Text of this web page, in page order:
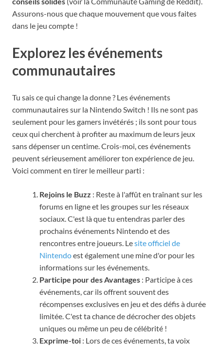
Assurons-nous que chaque mouvement que vous faites
dans le jeu compte !
Explorez les événements
communautaires
Tu sais ce qui change la donne ? Les événements
communautaires sur la Nintendo Switch ! Ils ne sont pas
seulement pour les gamers invétérés ; ils sont pour tous
ceux qui cherchent à profiter au maximum de leurs jeux
sans dépenser un centime. Crois-moi, ces événements
peuvent sérieusement améliorer ton expérience de jeu.
Voici comment en tirer le meilleur parti :
Rejoins le Buzz : Reste à l'affût en traînant sur les
forums en ligne et les groupes sur les réseaux
sociaux. C'est là que tu entendras parler des
prochains événements Nintendo et des
rencontres entre joueurs. Lesite officiel de
Nintendoest également une mine d'or pour les
informations sur les événements.
Participe pour des Avantages : Participe à ces
événements, car ils offrent souvent des
récompenses exclusives en jeu et des défis à durée
limitée. C'est ta chance de décrocher des objets
uniques ou même un peu de célébrité !
Exprime-toi : Lors de ces événements, ta voix